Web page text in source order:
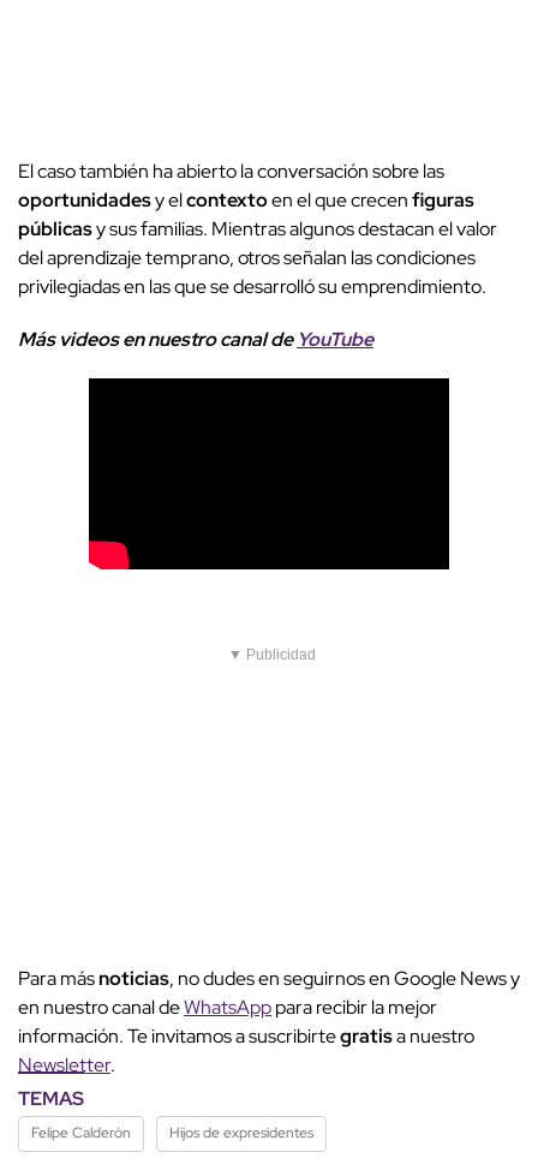
El caso también ha abierto la conversación sobre las
oportunidadesy elcontextoen el que crecenfiguras
públicasy sus familias. Mientras algunos destacan el valor
del aprendizaje temprano, otros señalan las condiciones
privilegiadas en las que se desarrolló su emprendimiento.
Más videosen nuestro canal de YouTube
▼ Publicidad
Para másnoticias, no dudes en seguirnos en Google News y
en nuestro canal deWhatsApppara recibir la mejor
información. Te invitamos a suscribirtegratisa nuestro
Newsletter.
TEMAS
Felipe Calderón Hijos de expresidentes